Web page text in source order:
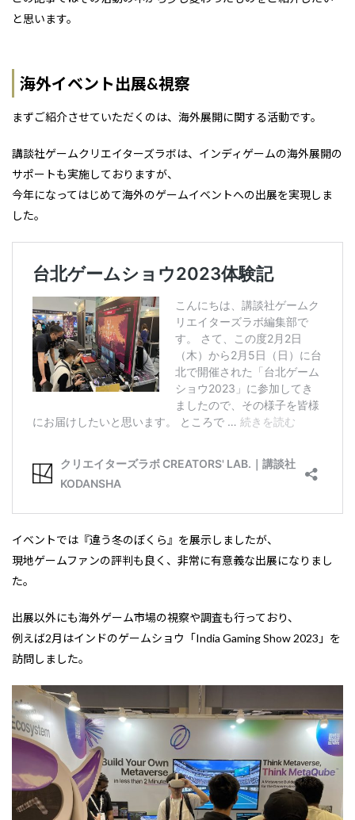
と思います。
海外イベント出展&視察
まずご紹介させていただくのは、海外展開に関する活動です。
講談社ゲームクリエイターズラボは、インディゲームの海外展開の
サポートも実施しておりますが、
今年になってはじめて海外のゲームイベントへの出展を実現しま
した。
イベントでは『違う冬のぼくら』を展示しましたが、
現地ゲームファンの評判も良く、非常に有意義な出展になりまし
た。
出展以外にも海外ゲーム市場の視察や調査も行っており、
例えば2月はインドのゲームショウ「India Gaming Show 2023」を
訪問しました。